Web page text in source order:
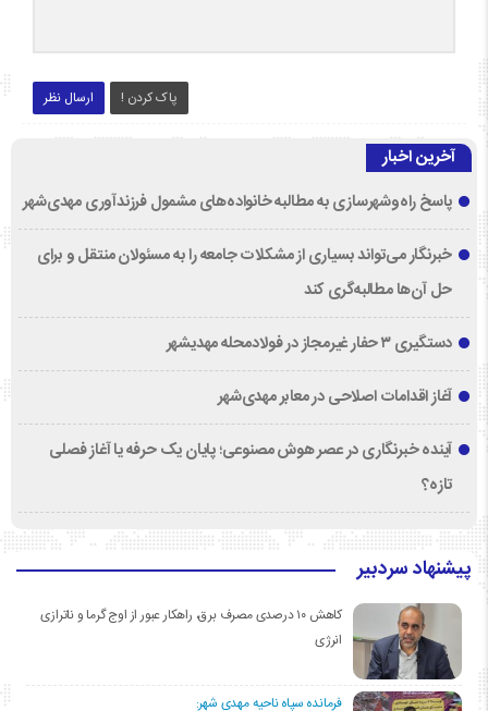
ارسال نظر پاک کردن !
آخرین اخبار
پاسخ راه‌وشهرسازی به مطالبه خانواده‌های مشمول فرزندآوری مهدی‌شهر
خبرنگار می‌تواند بسیاری از مشکلات جامعه را به مسئولان منتقل و برای
حل آن‌ها مطالبه‌گری کند
دستگیری ۳ حفار غیرمجاز در فولادمحله مهدیشهر
آغاز اقدامات اصلاحی در معابر مهدی‌شهر
آینده خبرنگاری در عصر هوش مصنوعی؛ پایان یک حرفه یا آغاز فصلی
تازه؟
پیشنهاد سردبیر
کاهش ۱۰ درصدی مصرف برق، راهکار عبور از اوج گرما و ناترازی
انرژی
فرمانده سپاه ناحیه مهدی شهر: